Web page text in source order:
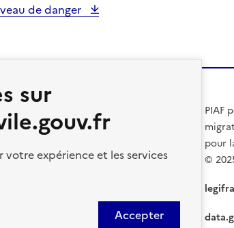
sur
expérience et les services
Accepter
de danger
PIAF
pour
©